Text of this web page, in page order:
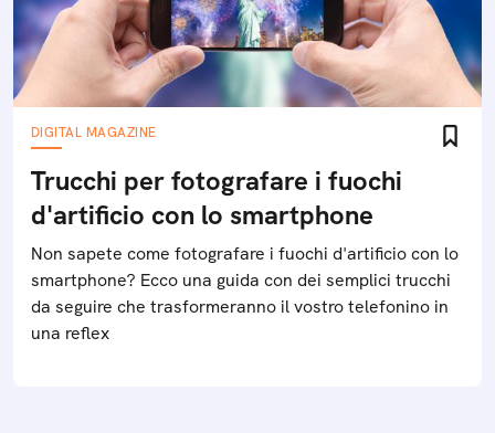
DIGITAL MAGAZINE
Trucchi per fotografare i fuochi
d'artificio con lo smartphone
Non sapete come fotografare i fuochi d'artificio con lo
smartphone? Ecco una guida con dei semplici trucchi
da seguire che trasformeranno il vostro telefonino in
una reflex